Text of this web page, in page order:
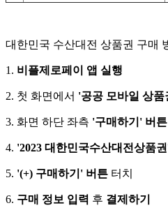
대한민국 수산대전 상품권 구매
1. 비플제로페이 앱 실행
2. 첫 화면에서 '공공 모바일 상품
3. 화면 하단 좌측 '구매하기' 버튼
4. '2023 대한민국수산대전상품
5. '(+) 구매하기' 버튼 터치
6. 구매 정보 입력 후 결제하기